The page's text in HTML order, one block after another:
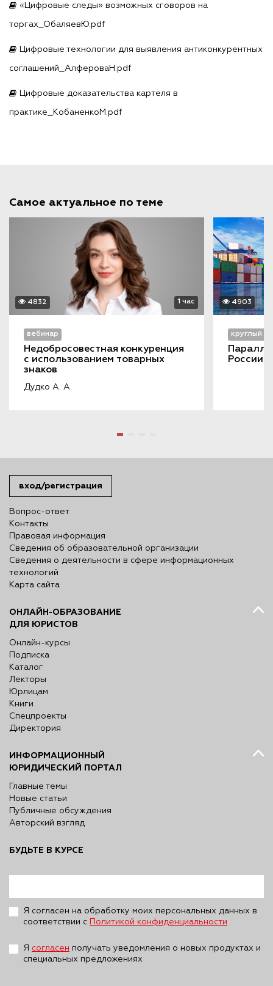
«Цифровые следы» возможных сговоров на
торгах_ОбаляевЮ.pdf
Цифровые технологии для выявления антиконкурентных
соглашений_АлфероваН.pdf
Цифровые доказательства картеля в
практике_КобаненкоМ.pdf
Самое актуальное по теме
4832 1 час
вебинар
Недобросовестная конкуренция
с использованием товарных
знаков
Дудко А. А.
4903
круглый
России-
вход/регистрация
Вопрос-ответ
Контакты
Правовая информация
Сведения об образовательной организации
Сведения о деятельности в сфере информационных
технологий
Карта сайта
ОНЛАЙН-ОБРАЗОВАНИЕ
ДЛЯ ЮРИСТОВ
Онлайн-курсы
Подписка
Каталог
Лекторы
Юрлицам
Книги
Спецпроекты
Директория
ИНФОРМАЦИОННЫЙ
ЮРИДИЧЕСКИЙ ПОРТАЛ
Главные темы
Новые статьи
Публичные обсуждения
Авторский взгляд
БУДЬТЕ В КУРСЕ
Я согласен на обработку моих персональных данных в
соответствии с
Политикой конфиденциальности
Я согласен получать уведомления о новых продуктах и
специальных предложениях